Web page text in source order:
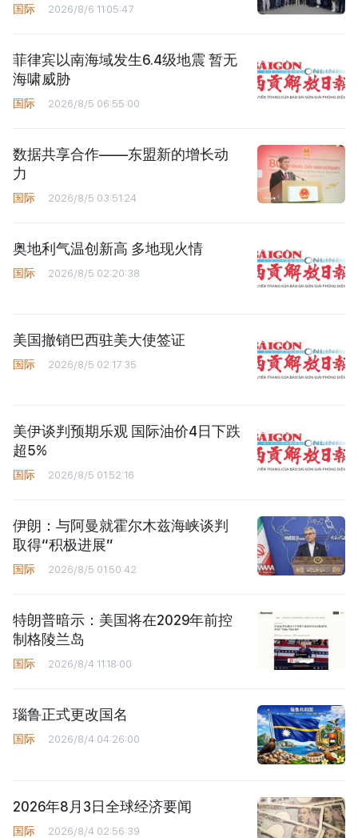
国际 2026/8/6 11:05:47
菲律宾以南海域发生6.4级地震 暂无
海啸威胁
国际 2026/8/5 06:55:00
数据共享合作——东盟新的增长动
力
国际 2026/8/5 03:51:24
奥地利气温创新高 多地现火情
国际 2026/8/5 02:20:38
美国撤销巴西驻美大使签证
国际 2026/8/5 02:17:35
美伊谈判预期乐观 国际油价4日下跌
超5%
国际 2026/8/5 01:52:16
伊朗：与阿曼就霍尔木兹海峡谈判
取得“积极进展”
国际 2026/8/5 01:50:42
特朗普暗示：美国将在2029年前控
制格陵兰岛
国际 2026/8/4 11:18:00
瑙鲁正式更改国名
国际 2026/8/4 04:26:00
2026年8月3日全球经济要闻
国际 2026/8/4 02:56:39